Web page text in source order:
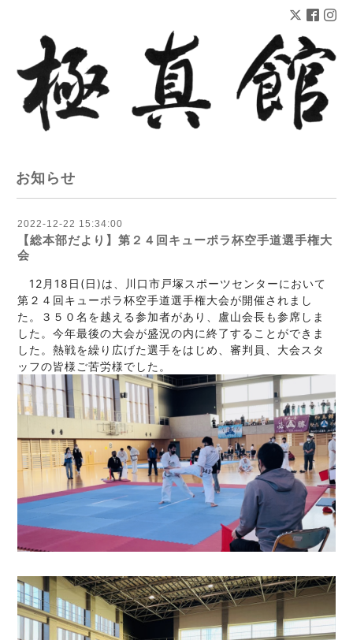
お知らせ
2022-12-22 15:34:00
【総本部だより】第２４回キューポラ杯空手道選手権大
会
12月18日(日)は、川口市戸塚スポーツセンターにおいて
第２４回キューポラ杯空手道選手権大会が開催されまし
た。３５０名を越える参加者があり、盧山会長も参席しま
した。今年最後の大会が盛況の内に終了することができま
した。熱戦を繰り広げた選手をはじめ、審判員、大会スタ
ッフの皆様ご苦労様でした。